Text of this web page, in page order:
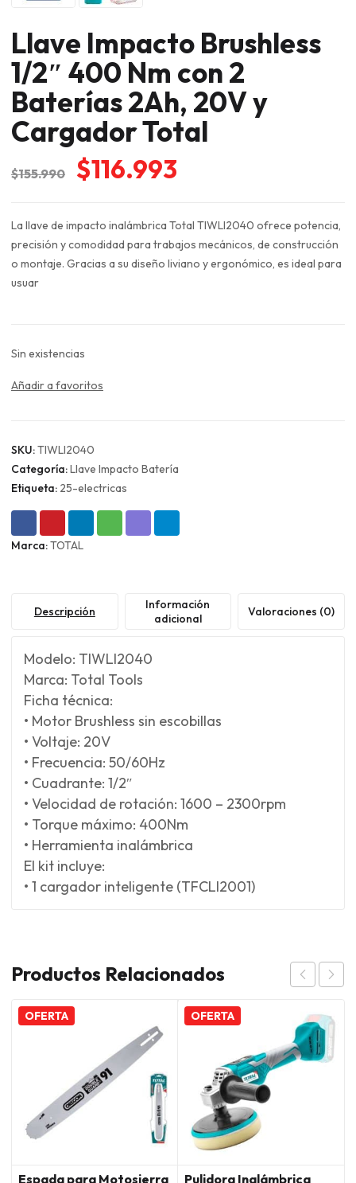
Llave Impacto Brushless
1/2″ 400 Nm con 2
Baterías 2Ah, 20V y
Cargador Total
$155.990
El
original
era:
$155.990.
$116.993
actual
es:
$116.993.
La llave de impacto inalámbrica Total TIWLI2040 ofrece potencia,
precisión y comodidad para trabajos mecánicos, de construcción
o montaje. Gracias a su diseño liviano y ergonómico, es ideal para
usuar
Sin existencias
Añadir a favoritos
SKU:TIWLI2040
Categoría:Llave Impacto Batería
Etiqueta: 25-electricas
Marca:TOTAL
Descripción
Información
adicional
Valoraciones (0)
Modelo: TIWLI2040
Marca: Total Tools
Ficha técnica:
• Motor Brushless sin escobillas
• Voltaje: 20V
• Frecuencia: 50/60Hz
• Cuadrante: 1/2″
• Velocidad de rotación: 1600 – 2300rpm
• Torque máximo: 400Nm
• Herramienta inalámbrica
El kit incluye:
• 1 cargador inteligente (TFCLI2001)
Productos Relacionados
OFERTA
Espada para Motosierra
OFERTA
Pulidora Inalámbrica